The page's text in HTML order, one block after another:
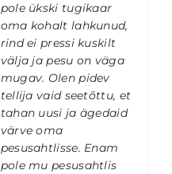
pole ükski tugikaar
oma kohalt lahkunud,
rind ei pressi kuskilt
välja ja pesu on väga
mugav. Olen pidev
tellija vaid seetõttu, et
tahan uusi ja ägedaid
värve oma
pesusahtlisse. Enam
pole mu pesusahtlis